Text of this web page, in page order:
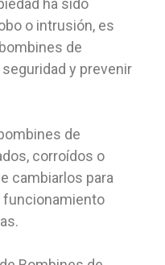
ha sido
o intrusión, es
de
y prevenir
de
corroídos o
cambiarlos para
funcionamiento